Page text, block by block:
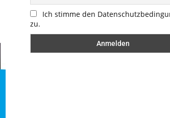
Ich stimme den
zu.